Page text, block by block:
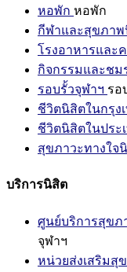
หอพัก หอพัก
กีฬาและสุขภา
โรงอาหารและค
กิจกรรมและชม
รอบรั้วจุฬาฯ รอ
ชีวิตนิสิตในกรุง
ชีวิตนิสิตในประ
สุขภาวะทางใจ
บริการนิสิต
ศูนย์บริการสุขภ
จุฬาฯ
หน่วยส่งเสริมสุ